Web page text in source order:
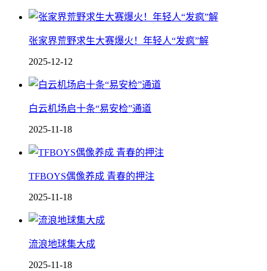
张家界荒野求生大赛爆火！年轻人“发疯”解
2025-12-12
白云机场启十条“易安检”通道
2025-11-18
TFBOYS偶像养成 青春的押注
2025-11-18
流浪地球集大成
2025-11-18